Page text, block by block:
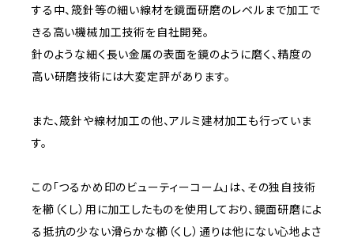
する中、筬針等の細い線材を鏡面研磨のレベルまで加工で
きる高い機械加工技術を自社開発。
針のような細く長い金属の表面を鏡のように磨く、精度の
高い研磨技術には大変定評があります。
また、筬針や線材加工の他、アルミ建材加工も行っていま
す。
この「つるかめ印のビューティーコーム」は、その独自技術
を櫛（くし）用に加工したものを使用しており、鏡面研磨によ
る抵抗の少ない滑らかな櫛（くし）通りは他にない心地よさ